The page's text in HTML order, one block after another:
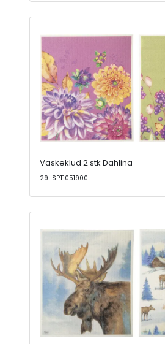
Vaskeklud 2 stk Dahlina
29-SPT1051900